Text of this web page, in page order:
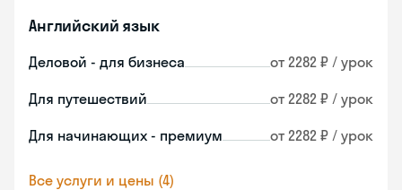
Английский язык
Деловой - для бизнеса от 2282 ₽ / урок
Для путешествий от 2282 ₽ / урок
Для начинающих - премиум от 2282 ₽ / урок
Все услуги и цены (4)